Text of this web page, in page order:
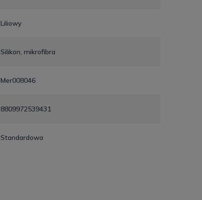
Liliowy
Silikon, mikrofibra
Mer008046
8809972539431
Standardowa